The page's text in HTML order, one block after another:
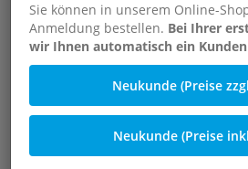
Sie können in unserem Online-
Anmeldung bestellen. Bei Ihrer
wir Ihnen automatisch ein
Neukunde (Preise
Neukunde (Preise